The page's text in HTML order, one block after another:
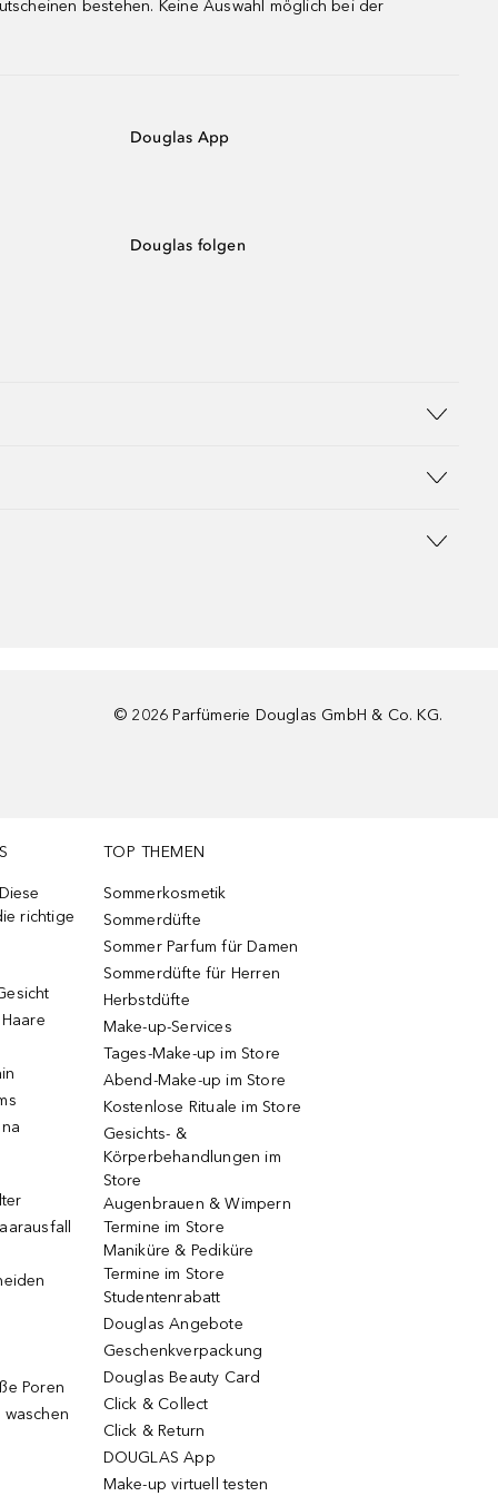
bestehen. Keine Auswahl möglich bei der
Douglas App
Douglas folgen
© 2026 Parfümerie Douglas GmbH & Co. KG.
richtige
Poren
TOP THEMEN
Sommerkosmetik
Sommerdüfte
Sommer Parfum für Damen
Sommerdüfte für Herren
Herbstdüfte
Make-up-Services
Tages-Make-up im Store
Abend-Make-up im Store
Kostenlose Rituale im Store
Gesichts- &
Körperbehandlungen im
Store
Augenbrauen & Wimpern
Termine im Store
Maniküre & Pediküre
Termine im Store
Studentenrabatt
Douglas Angebote
Geschenkverpackung
Douglas Beauty Card
Click & Collect
Click & Return
DOUGLAS App
Make-up virtuell testen